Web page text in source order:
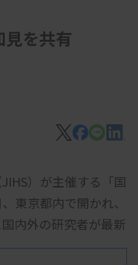
見を共有
）が主催する「国
東京都内で開かれ、
内外の研究者が最新